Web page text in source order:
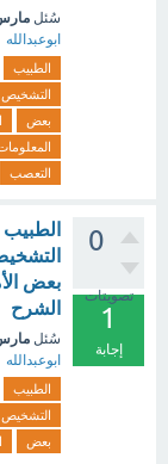
سُئل مارس
ابوعبدالله
الطبيب
التشخيص
بعض
التعصب
0
تصويتات
1
إجابة
بعض
الشرح
سُئل مارس
ابوعبدالله
الطبيب
التشخيص
بعض